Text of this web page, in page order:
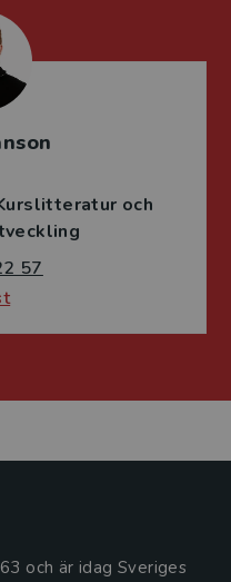
och
57
och är idag Sveriges